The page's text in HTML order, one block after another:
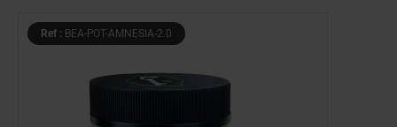
Ref : BEA-POT-AMNESIA-2.0